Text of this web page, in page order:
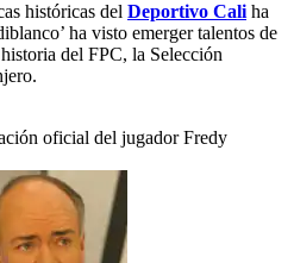
históricas del Deportivo Cali ha
ha visto emerger talentos de
del FPC, la Selección
oficial del jugador Fredy